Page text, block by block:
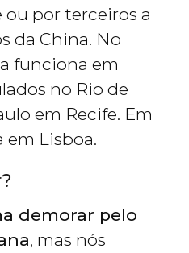
por terceiros a
da China. No
funciona em
no Rio de
em Recife. Em
em Lisboa.
demorar pelo
, mas nós